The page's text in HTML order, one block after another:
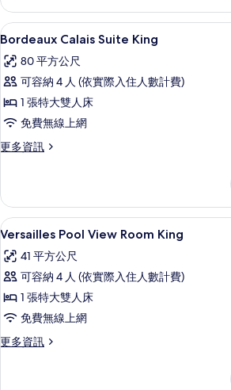
相
片
Suite
King
的
情
顯
示
Bordeaux
Calais
Suite
King
的
相
片
42-吋平面
4
Bordeaux Calais Suite King
80 平方公尺
可容納 4 人 (依實際入住人數計費)
1 張特大雙人床
免費無線上網
更多資訊
更
Suite
King
的
情
顯
示
Versailles
Pool
View
Room
King
高級寢具
4
Versailles Pool View Room King
41 平方公尺
可容納 4 人 (依實際入住人數計費)
1 張特大雙人床
免費無線上網
更多資訊
更